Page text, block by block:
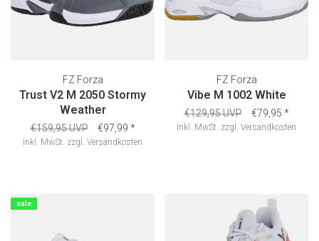
FZ Forza
Trust V2 M 2050 Stormy
Weather
€159,95 UVP €97,99 *
Inkl. MwSt. zzgl. Versandkosten
FZ Forza
Vibe M 1002 White
€129,95 UVP €79,95 *
Inkl. MwSt. zzgl. Versandkosten
sale